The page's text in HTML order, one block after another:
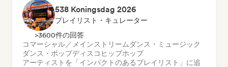
538 Koningsdag 2026
プレイリスト・キュレーター
>3600件の回答
コマーシャル／メインストリーム ダンス・ミュージック
ダンス・ポップディスコ ヒップホップ
アーティストを「インパクトのあるプレイリスト」に追